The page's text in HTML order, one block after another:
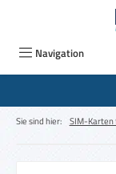
Zum Hauptinhalt
Navigation
Sie sind hier: SIM-Karten